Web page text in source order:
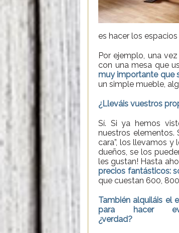
es hacer los
Por ejemplo, una
con una mesa que
muy importante que
un simple mueble,
¿Lleváis vuestros
Sí. Si ya hemos
nuestros elementos.
cara”, los llevamos
dueños, se los
les gustan! Hasta
precios fantásticos:
que cuestan 600,
También alquiláis el
para hacer
¿verdad?